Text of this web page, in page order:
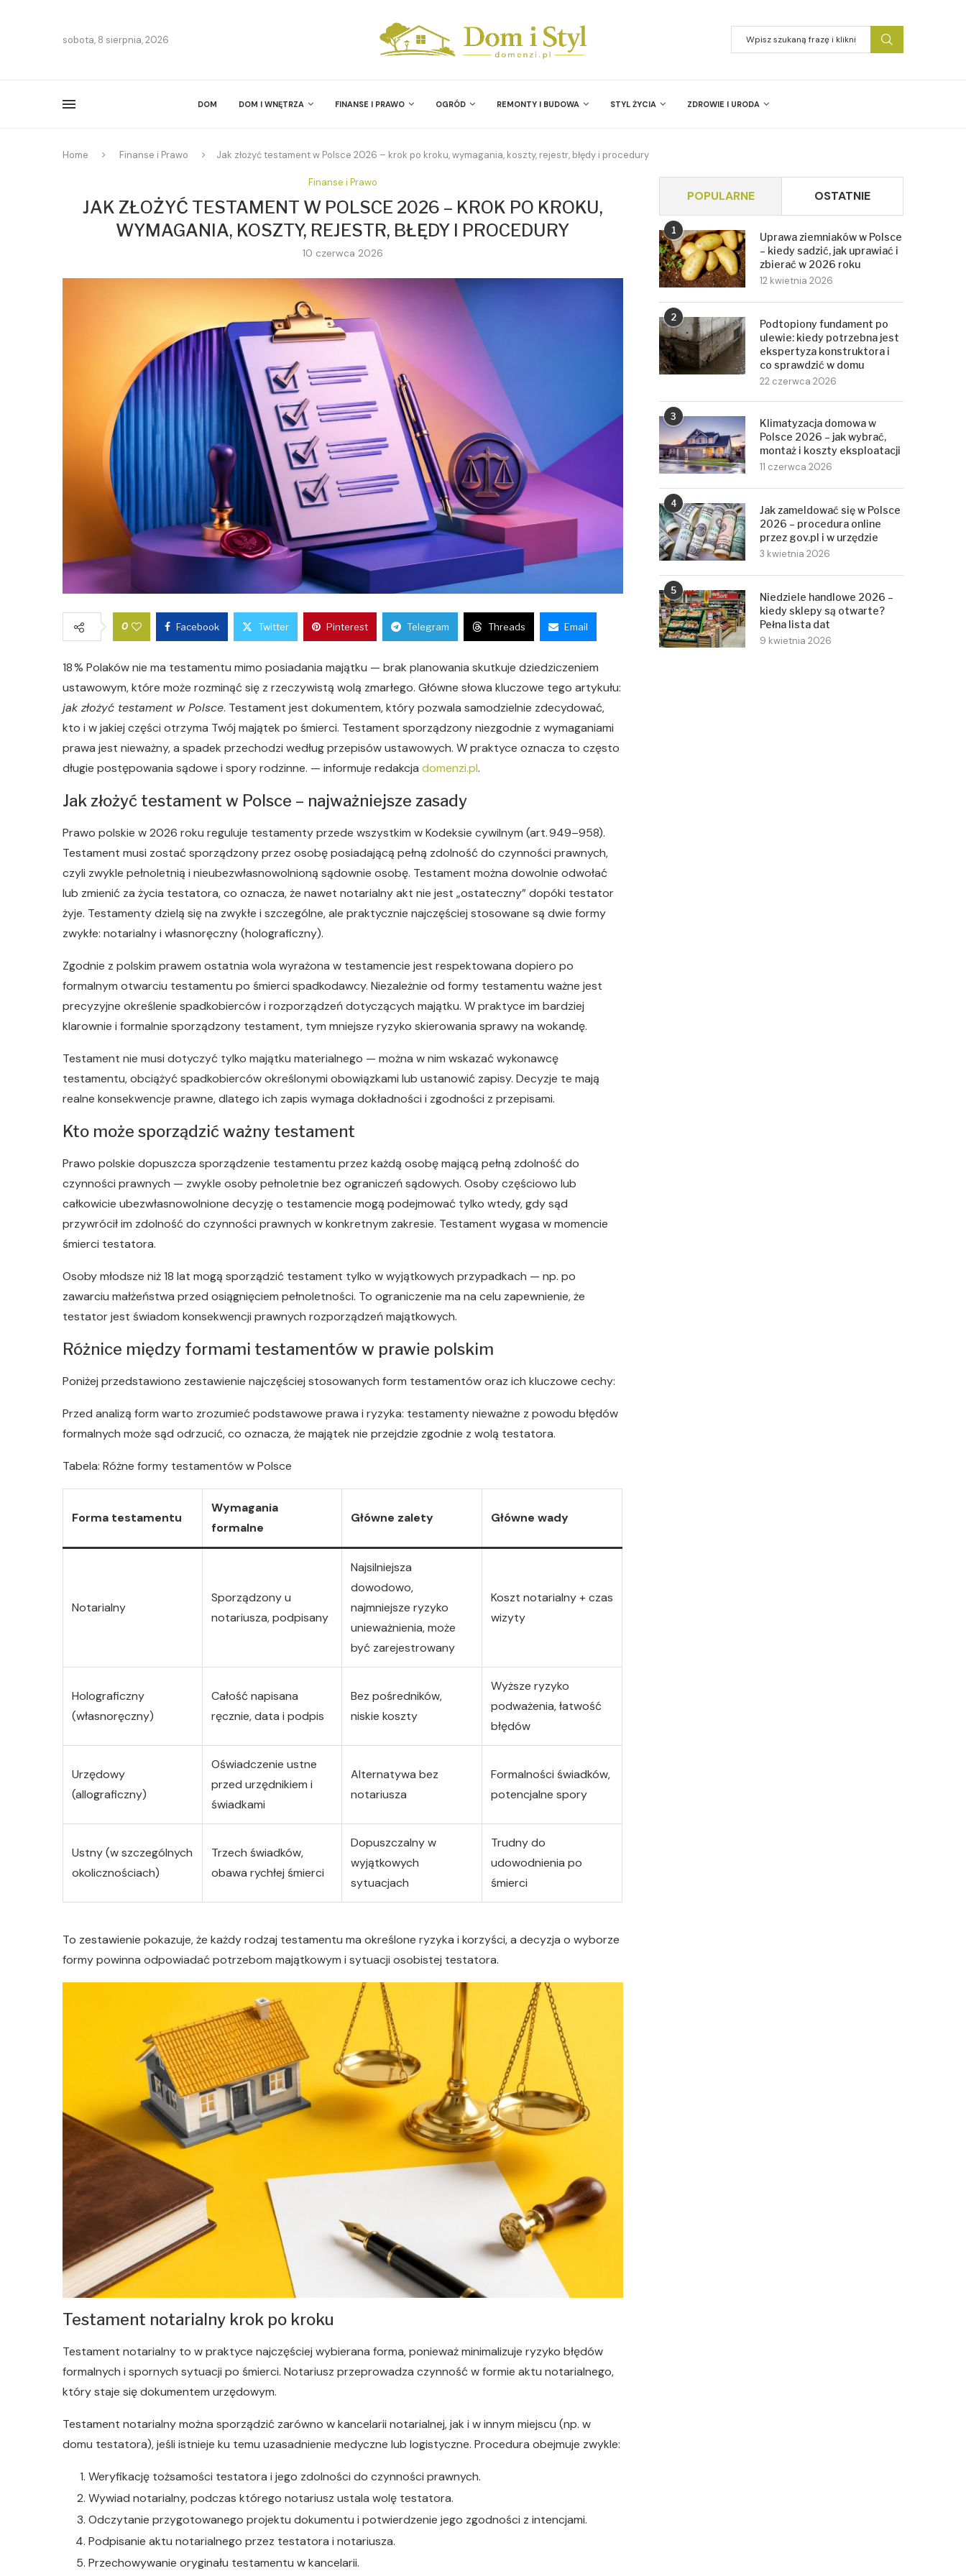
sobota, 8 sierpnia, 2026
DOM DOM I WNĘTRZA FINANSE I PRAWO OGRÓD REMONTY I BUDOWA STYL ŻYCIA ZDROWIE I URODA
Home Finanse i Prawo Jak złożyć testament w Polsce 2026 – krok po kroku, wymagania, koszty, rejestr, błędy i procedury
Finanse i Prawo
JAK ZŁOŻYĆ TESTAMENT W POLSCE 2026 – KROK PO KROKU,
WYMAGANIA, KOSZTY, REJESTR, BŁĘDY I PROCEDURY
10 czerwca 2026
0 Facebook Twitter Pinterest Telegram Threads Email
18 % Polaków nie ma testamentu mimo posiadania majątku — brak planowania skutkuje dziedziczeniem
ustawowym, które może rozminąć się z rzeczywistą wolą zmarłego. Główne słowa kluczowe tego artykułu:
jak złożyć testament w Polsce. Testament jest dokumentem, który pozwala samodzielnie zdecydować,
kto i w jakiej części otrzyma Twój majątek po śmierci. Testament sporządzony niezgodnie z wymaganiami
prawa jest nieważny, a spadek przechodzi według przepisów ustawowych. W praktyce oznacza to często
długie postępowania sądowe i spory rodzinne. — informuje redakcja domenzi.pl.
Jak złożyć testament w Polsce – najważniejsze zasady
Prawo polskie w 2026 roku reguluje testamenty przede wszystkim w Kodeksie cywilnym (art. 949–958).
Testament musi zostać sporządzony przez osobę posiadającą pełną zdolność do czynności prawnych,
czyli zwykle pełnoletnią i nieubezwłasnowolnioną sądownie osobę. Testament można dowolnie odwołać
lub zmienić za życia testatora, co oznacza, że nawet notarialny akt nie jest „ostateczny” dopóki testator
żyje. Testamenty dzielą się na zwykłe i szczególne, ale praktycznie najczęściej stosowane są dwie formy
zwykłe: notarialny i własnoręczny (holograficzny).
Zgodnie z polskim prawem ostatnia wola wyrażona w testamencie jest respektowana dopiero po
formalnym otwarciu testamentu po śmierci spadkodawcy. Niezależnie od formy testamentu ważne jest
precyzyjne określenie spadkobierców i rozporządzeń dotyczących majątku. W praktyce im bardziej
klarownie i formalnie sporządzony testament, tym mniejsze ryzyko skierowania sprawy na wokandę.
Testament nie musi dotyczyć tylko majątku materialnego — można w nim wskazać wykonawcę
testamentu, obciążyć spadkobierców określonymi obowiązkami lub ustanowić zapisy. Decyzje te mają
realne konsekwencje prawne, dlatego ich zapis wymaga dokładności i zgodności z przepisami.
Kto może sporządzić ważny testament
Prawo polskie dopuszcza sporządzenie testamentu przez każdą osobę mającą pełną zdolność do
czynności prawnych — zwykle osoby pełnoletnie bez ograniczeń sądowych. Osoby częściowo lub
całkowicie ubezwłasnowolnione decyzję o testamencie mogą podejmować tylko wtedy, gdy sąd
przywrócił im zdolność do czynności prawnych w konkretnym zakresie. Testament wygasa w momencie
śmierci testatora.
Osoby młodsze niż 18 lat mogą sporządzić testament tylko w wyjątkowych przypadkach — np. po
zawarciu małżeństwa przed osiągnięciem pełnoletności. To ograniczenie ma na celu zapewnienie, że
testator jest świadom konsekwencji prawnych rozporządzeń majątkowych.
Różnice między formami testamentów w prawie polskim
Poniżej przedstawiono zestawienie najczęściej stosowanych form testamentów oraz ich kluczowe cechy:
Przed analizą form warto zrozumieć podstawowe prawa i ryzyka: testamenty nieważne z powodu błędów
formalnych może sąd odrzucić, co oznacza, że majątek nie przejdzie zgodnie z wolą testatora.
Tabela: Różne formy testamentów w Polsce
Forma testamentu
Wymagania
formalne
Główne zalety Główne wady
Notarialny
Sporządzony u
notariusza, podpisany
Najsilniejsza
dowodowo,
najmniejsze ryzyko
unieważnienia, może
być zarejestrowany
Koszt notarialny + czas
wizyty
Holograficzny
(własnoręczny)
Całość napisana
ręcznie, data i podpis
Bez pośredników,
niskie koszty
Wyższe ryzyko
podważenia, łatwość
błędów
Urzędowy
(allograficzny)
Oświadczenie ustne
przed urzędnikiem i
świadkami
Alternatywa bez
notariusza
Formalności świadków,
potencjalne spory
Ustny (w szczególnych
okolicznościach)
Trzech świadków,
obawa rychłej śmierci
Dopuszczalny w
wyjątkowych
sytuacjach
Trudny do
udowodnienia po
śmierci
To zestawienie pokazuje, że każdy rodzaj testamentu ma określone ryzyka i korzyści, a decyzja o wyborze
formy powinna odpowiadać potrzebom majątkowym i sytuacji osobistej testatora.
Testament notarialny krok po kroku
Testament notarialny to w praktyce najczęściej wybierana forma, ponieważ minimalizuje ryzyko błędów
formalnych i spornych sytuacji po śmierci. Notariusz przeprowadza czynność w formie aktu notarialnego,
który staje się dokumentem urzędowym.
Testament notarialny można sporządzić zarówno w kancelarii notarialnej, jak i w innym miejscu (np. w
domu testatora), jeśli istnieje ku temu uzasadnienie medyczne lub logistyczne. Procedura obejmuje zwykle:
Weryfikację tożsamości testatora i jego zdolności do czynności prawnych.
Wywiad notarialny, podczas którego notariusz ustala wolę testatora.
Odczytanie przygotowanego projektu dokumentu i potwierdzenie jego zgodności z intencjami.
Podpisanie aktu notarialnego przez testatora i notariusza.
Przechowywanie oryginału testamentu w kancelarii.
POPULARNE OSTATNIE
1
Uprawa ziemniaków w Polsce
– kiedy sadzić, jak uprawiać i
zbierać w 2026 roku
12 kwietnia 2026
2
Podtopiony fundament po
ulewie: kiedy potrzebna jest
ekspertyza konstruktora i
co sprawdzić w domu
22 czerwca 2026
3
Klimatyzacja domowa w
Polsce 2026 – jak wybrać,
montaż i koszty eksploatacji
11 czerwca 2026
4
Jak zameldować się w Polsce
2026 – procedura online
przez gov.pl i w urzędzie
3 kwietnia 2026
5
Niedziele handlowe 2026 –
kiedy sklepy są otwarte?
Pełna lista dat
9 kwietnia 2026